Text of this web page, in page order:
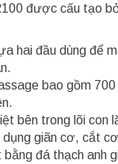
được cấu tạo
hai đầu dùng để
bao gồm
bên trong lõi con
giãn cơ, cắt
bằng đá thạch anh